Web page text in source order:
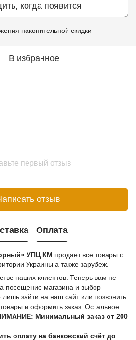
когда появится
накопительной скидки
В избранное
первый отзыв
отзыв
Оплата
УПЦ КМ продает все товары с
Украины а также зарубеж.
наших клиентов. Теперь вам не
посещение магазина и выбор
зайти на наш сайт или позвонить
и оформить заказ. Остальное
Минимальный заказ от 200
оплату на банковский счёт до